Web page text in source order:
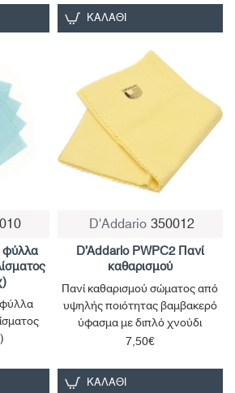
ΚΑΛΆΘΙ
New
D'Addario350012
D’Addario PWPC2 Πανί
καθαρισμού
Πανί καθαρισμού σώματος από
υψηλής ποιότητας βαμβακερό
ύφασμα με διπλό χνούδι
7,50€
ΚΑΛΆΘΙ